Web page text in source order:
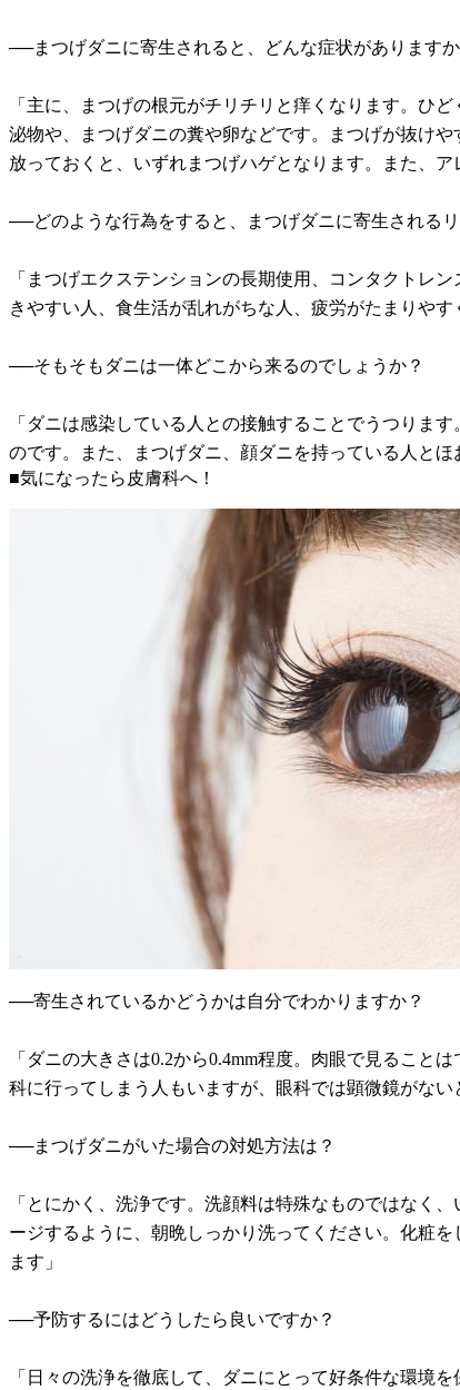
──まつげダニに寄生されると、どんな症状がありますか
「主に、まつげの根元がチリチリと痒くなります。ひ
泌物や、まつげダニの糞や卵などです。まつげが抜け
放っておくと、いずれまつげハゲとなります。また、
──どのような行為をすると、まつげダニに寄生される
「まつげエクステンションの長期使用、コンタクトレ
きやすい人、食生活が乱れがちな人、疲労がたまりや
──そもそもダニは一体どこから来るのでしょうか？
「ダニは感染している人との接触することでうつりま
のです。また、まつげダニ、顔ダニを持っている人と
■気になったら皮膚科へ！
──寄生されているかどうかは自分でわかりますか？
「ダニの大きさは0.2から0.4mm程度。肉眼で見るこ
科に行ってしまう人もいますが、眼科では顕微鏡がな
──まつげダニがいた場合の対処方法は？
「とにかく、洗浄です。洗顔料は特殊なものではなく
ージするように、朝晩しっかり洗ってください。化粧
ます」
──予防するにはどうしたら良いですか？
「日々の洗浄を徹底して、ダニにとって好条件な環境